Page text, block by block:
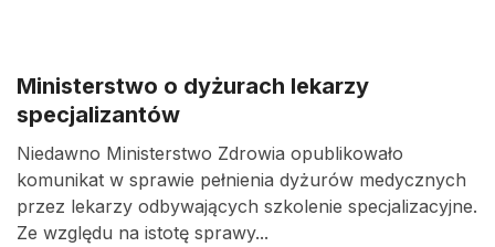
Ministerstwo o dyżurach lekarzy
specjalizantów
Niedawno Ministerstwo Zdrowia opublikowało
komunikat w sprawie pełnienia dyżurów medycznych
przez lekarzy odbywających szkolenie specjalizacyjne.
Ze względu na istotę sprawy...